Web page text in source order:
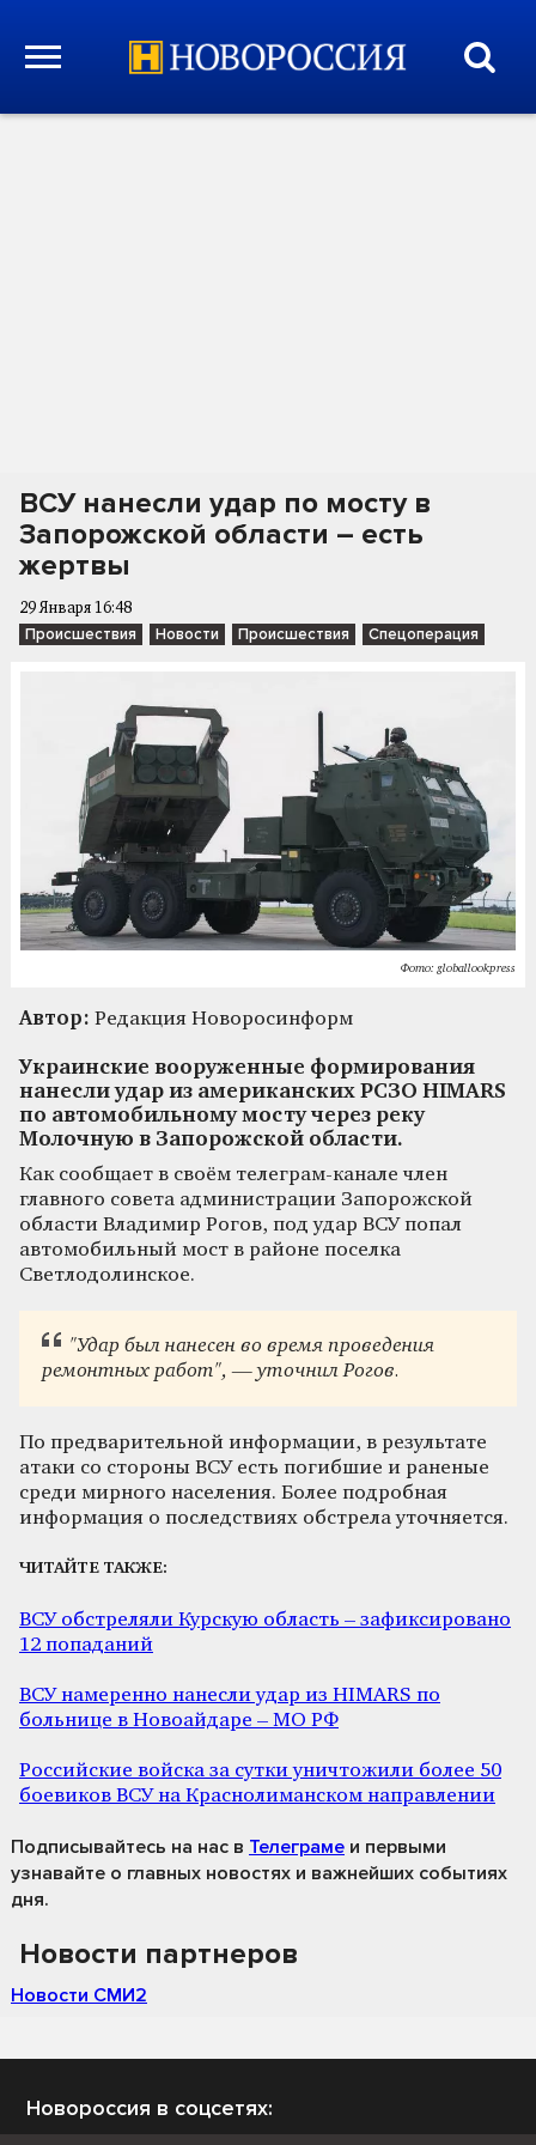
ВСУ нанесли удар по мосту в
Запорожской области – есть
жертвы
29 Января 16:48
Происшествия Новости Происшествия Спецоперация
Фото: globallookpress
Автор: Редакция Новоросинформ
Украинские вооруженные формирования
нанесли удар из американских РСЗО HIMARS
по автомобильному мосту через реку
Молочную в Запорожской области.
Как сообщает в своём телеграм-канале член
главного совета администрации Запорожской
области Владимир Рогов, под удар ВСУ попал
автомобильный мост в районе поселка
Светлодолинское.
"Удар был нанесен во время проведения
ремонтных работ", — уточнил Рогов.
По предварительной информации, в результате
атаки со стороны ВСУ есть погибшие и раненые
среди мирного населения. Более подробная
информация о последствиях обстрела уточняется.
ЧИТАЙТЕ ТАКЖЕ:
ВСУ обстреляли Курскую область – зафиксировано
12 попаданий
ВСУ намеренно нанесли удар из HIMARS по
больнице в Новоайдаре – МО РФ
Российские войска за сутки уничтожили более 50
боевиков ВСУ на Краснолиманском направлении
Подписывайтесь на нас в Телеграме и первыми
узнавайте о главных новостях и важнейших событиях
дня.
Новости партнеров
Новости СМИ2
Новороссия в соцсетях: